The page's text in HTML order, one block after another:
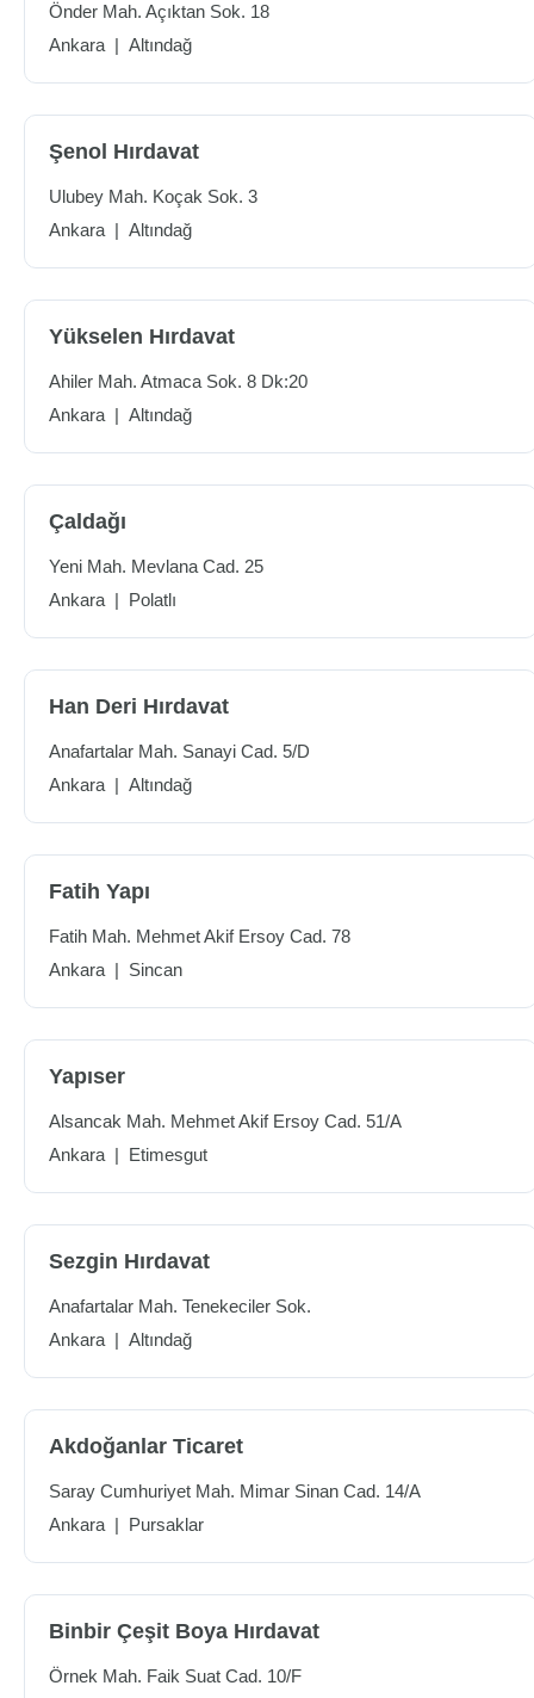
Önder Mah. Açıktan Sok. 18
Ankara | Altındağ
Şenol Hırdavat
Ulubey Mah. Koçak Sok. 3
Ankara | Altındağ
Yükselen Hırdavat
Ahiler Mah. Atmaca Sok. 8 Dk:20
Ankara | Altındağ
Çaldağı
Yeni Mah. Mevlana Cad. 25
Ankara | Polatlı
Han Deri Hırdavat
Anafartalar Mah. Sanayi Cad. 5/D
Ankara | Altındağ
Fatih Yapı
Fatih Mah. Mehmet Akif Ersoy Cad. 78
Ankara | Sincan
Yapıser
Alsancak Mah. Mehmet Akif Ersoy Cad. 51/A
Ankara | Etimesgut
Sezgin Hırdavat
Anafartalar Mah. Tenekeciler Sok.
Ankara | Altındağ
Akdoğanlar Ticaret
Saray Cumhuriyet Mah. Mimar Sinan Cad. 14/A
Ankara | Pursaklar
Binbir Çeşit Boya Hırdavat
Örnek Mah. Faik Suat Cad. 10/F